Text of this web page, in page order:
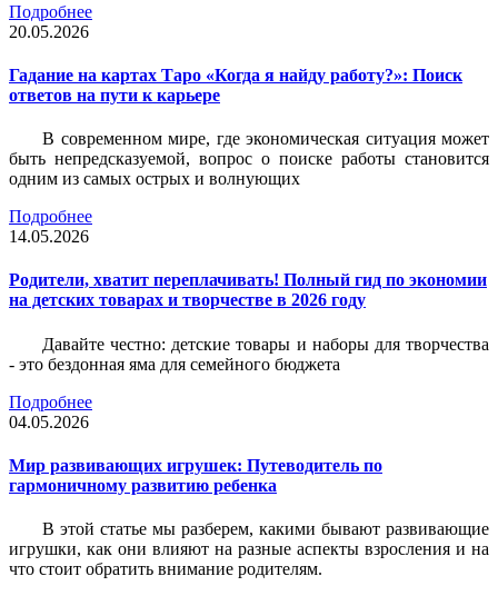
Подробнее
20.05.2026
Гадание на картах Таро «Когда я найду работу?»: Поиск
ответов на пути к карьере
В современном мире, где экономическая ситуация может
быть непредсказуемой, вопрос о поиске работы становится
одним из самых острых и волнующих
Подробнее
14.05.2026
Родители, хватит переплачивать! Полный гид по экономии
на детских товарах и творчестве в 2026 году
Давайте честно: детские товары и наборы для творчества
- это бездонная яма для семейного бюджета
Подробнее
04.05.2026
Мир развивающих игрушек: Путеводитель по
гармоничному развитию ребенка
В этой статье мы разберем, какими бывают развивающие
игрушки, как они влияют на разные аспекты взросления и на
что стоит обратить внимание родителям.